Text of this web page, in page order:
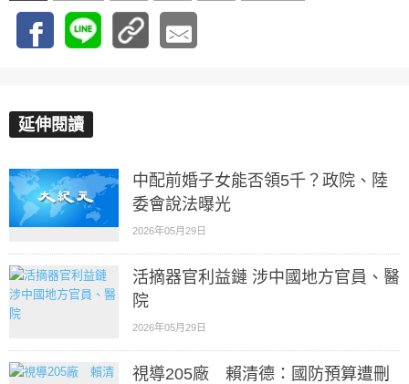
延伸閱讀
中配前婚子女能否領5千？政院、陸
委會說法曝光
2026年05月29日
活摘器官利益鏈 涉中國地方官員、醫
院
2026年05月29日
視導205廠 賴清德：國防預算遭刪